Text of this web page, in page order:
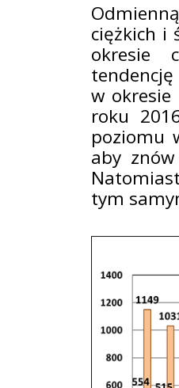
ciężkich i
okresie
tendencję
w okresie
roku
poziomu
aby
tym